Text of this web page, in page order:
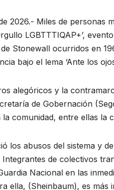
2026.- Miles de personas
LGBTTTIQAP+’,
Stonewall ocurridos en
bajo el lema ‘Ante los
alegóricos y la
de Gobernación
comunidad, entre ellas la
los abusos del sistema y
de colectivos
Nacional en las
ella, (Sheinbaum), es